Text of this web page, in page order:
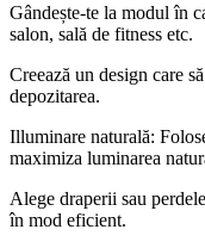
Gândește-te la modul în
salon, sală de fitness etc.
Creează un design care
depozitarea.
Illuminare naturală:
maximiza luminarea
Alege draperii sau
în mod eficient.